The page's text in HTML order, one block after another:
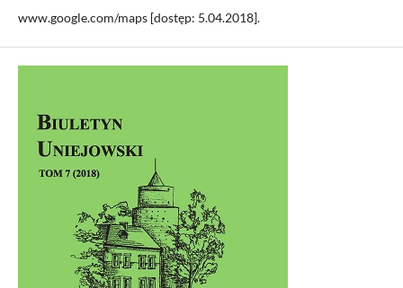
www.google.com/maps [dostęp: 5.04.2018].